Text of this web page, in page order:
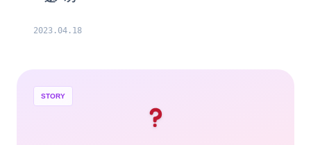
2023.04.18
STORY